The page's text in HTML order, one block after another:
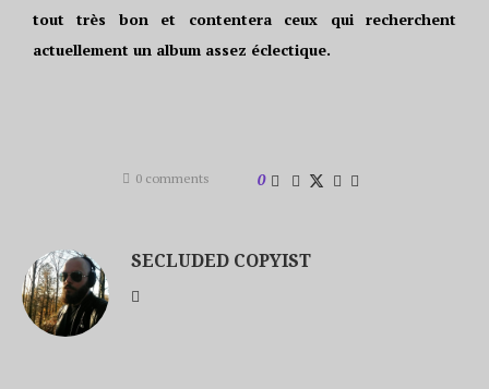
tout très bon et contentera ceux qui recherchent
actuellement un album assez éclectique.
0 comments 0
SECLUDED COPYIST